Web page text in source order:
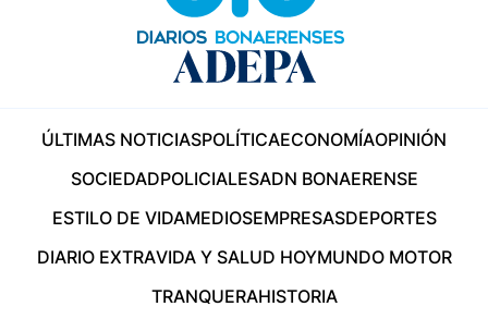
ÚLTIMAS NOTICIASPOLÍTICAECONOMÍAOPINIÓN
SOCIEDADPOLICIALESADN BONAERENSE
ESTILO DE VIDAMEDIOSEMPRESASDEPORTES
DIARIO EXTRAVIDA Y SALUD HOYMUNDO MOTOR
TRANQUERAHISTORIA